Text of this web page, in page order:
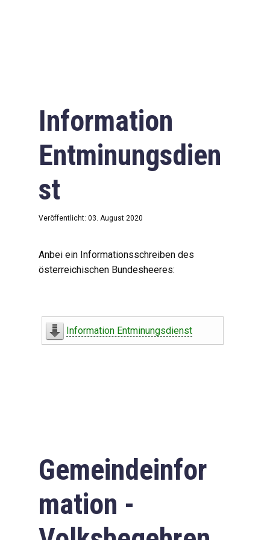
Information
Entminungsdien
st
Veröffentlicht: 03. August 2020
Anbei ein Informationsschreiben des
österreichischen Bundesheeres:
Information Entminungsdienst
Gemeindeinfor
mation -